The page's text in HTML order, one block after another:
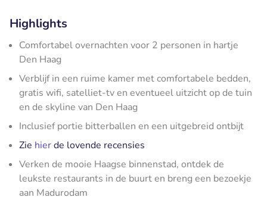
Highlights
Comfortabel overnachten voor 2 personen in hartje
Den Haag
Verblijf in een ruime kamer met comfortabele bedden,
gratis wifi, satelliet-tv en eventueel uitzicht op de tuin
en de skyline van Den Haag
Inclusief portie bitterballen en een uitgebreid ontbijt
Zie hierde lovende recensies
Verken de mooie Haagse binnenstad, ontdek de
leukste restaurants in de buurt en breng een bezoekje
aan Madurodam